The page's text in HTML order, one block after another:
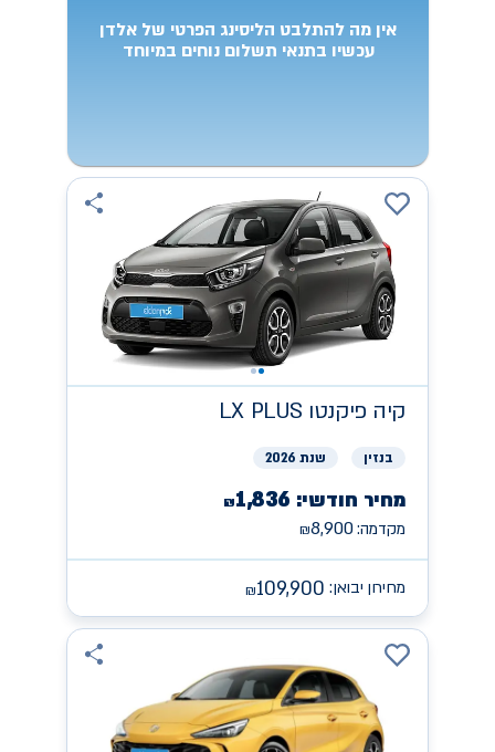
אין מה להתלבט הליסינג הפרטי של אלדן
עכשיו בתנאי תשלום נוחים במיוחד
קיה LX PLUS פיקנטו
בנזין שנת 2026
מחיר חודשי: ₪1,836
מקדמה: ₪8,900
מחירון יבואן: ₪109,900